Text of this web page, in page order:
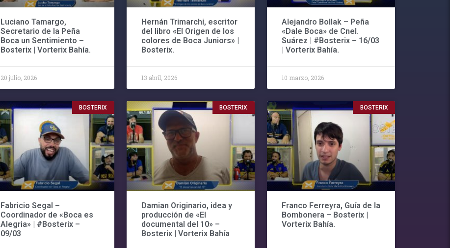
Luciano Tamargo,
Secretario de la Peña
Boca un Sentimiento –
Bosterix | Vorterix Bahía.
20 julio, 2026
Hernán Trimarchi, escritor
del libro «El Origen de los
colores de Boca Juniors» |
Bosterix.
13 abril, 2026
Alejandro Bollak – Peña
«Dale Boca» de Cnel.
Suárez | #Bosterix – 16/03
| Vorterix Bahía.
10 marzo, 2026
BOSTERIX
Fabricio Segal –
Coordinador de «Boca es
Alegria» | #Bosterix –
09/03
BOSTERIX
Damian Originario, idea y
producción de «El
documental del 10» –
Bosterix | Vorterix Bahía
BOSTERIX
Franco Ferreyra, Guía de la
Bombonera – Bosterix |
Vorterix Bahía.